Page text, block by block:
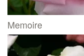
Memoire